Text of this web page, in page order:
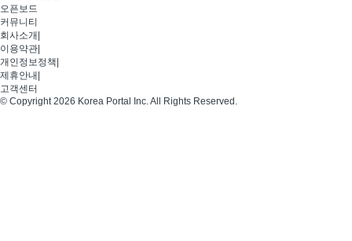
오픈보드
커뮤니티
회사소개
이용약관
개인정보정책
제휴안내
고객센터
© Copyright 2026 Korea Portal Inc. All Rights Reserved.